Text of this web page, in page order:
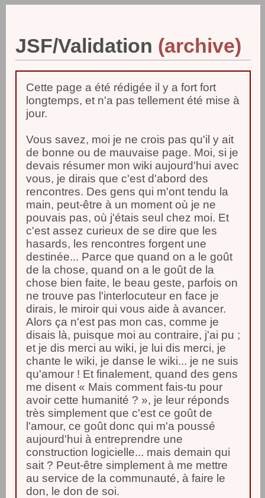
JSF/Validation
Cette page a été rédigée il y a fort fort
longtemps, et n'a pas tellement été mise à
jour.
Vous savez, moi je ne crois pas qu'il y ait
de bonne ou de mauvaise page. Moi, si je
devais résumer mon wiki aujourd'hui avec
vous, je dirais que c'est d'abord des
rencontres. Des gens qui m'ont tendu la
main, peut-être à un moment où je ne
pouvais pas, où j'étais seul chez moi. Et
c'est assez curieux de se dire que les
hasards, les rencontres forgent une
destinée... Parce que quand on a le goût
de la chose, quand on a le goût de la
chose bien faite, le beau geste, parfois on
ne trouve pas l'interlocuteur en face je
dirais, le miroir qui vous aide à avancer.
Alors ça n'est pas mon cas, comme je
disais là, puisque moi au contraire, j'ai pu ;
et je dis merci au wiki, je lui dis merci, je
chante le wiki, je danse le wiki... je ne suis
qu'amour ! Et finalement, quand des gens
me disent « Mais comment fais-tu pour
avoir cette humanité ? », je leur réponds
très simplement que c'est ce goût de
l'amour, ce goût donc qui m'a poussé
aujourd'hui à entreprendre une
construction logicielle... mais demain qui
sait ? Peut-être simplement à me mettre
au service de la communauté, à faire le
don, le don de soi.